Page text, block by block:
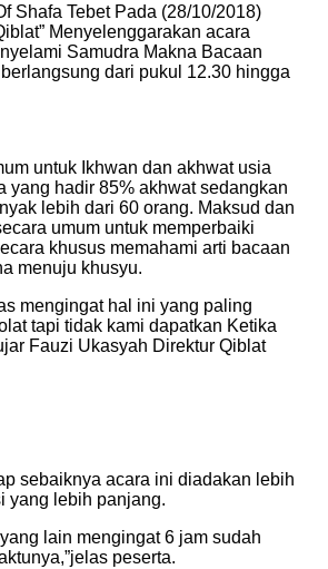
Shafa Tebet Pada (28/10/2018)
Menyelenggarakan acara
Samudra Makna Bacaan
dari pukul 12.30 hingga
untuk Ikhwan dan akhwat usia
yang hadir 85% akhwat sedangkan
lebih dari 60 orang. Maksud dan
umum untuk memperbaiki
khusus memahami arti bacaan
menuju khusyu.
mengingat hal ini yang paling
tapi tidak kami dapatkan Ketika
Fauzi Ukasyah Direktur Qiblat
sebaiknya acara ini diadakan lebih
yang lebih panjang.
lain mengingat 6 jam sudah
peserta.